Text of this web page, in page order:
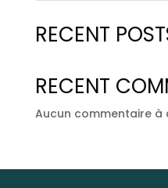
RECENT
RECENT
Aucun commentaire à